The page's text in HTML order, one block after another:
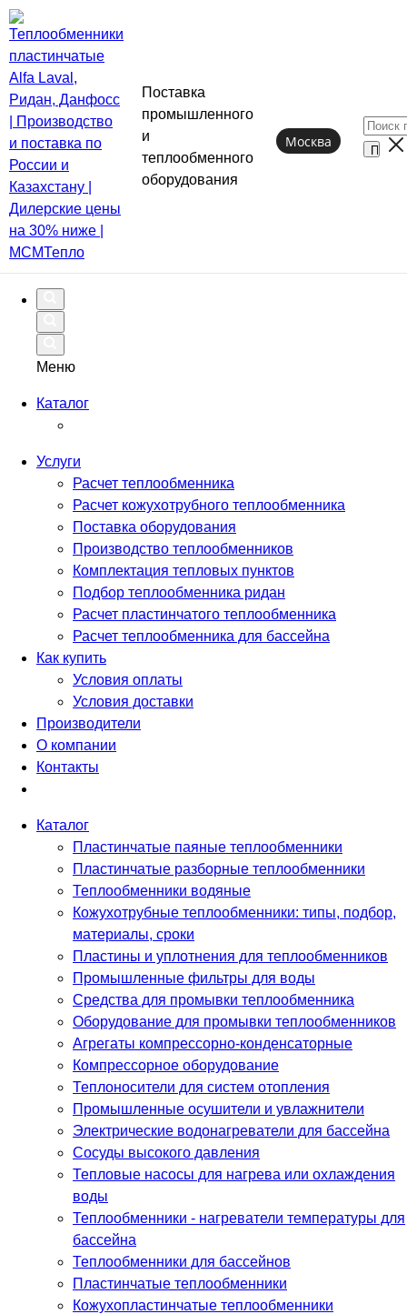
Поставка
промышленного
и
теплообменного
оборудования
Москва
Меню
Каталог
Услуги
Расчет теплообменника
Расчет кожухотрубного теплообменника
Поставка оборудования
Производство теплообменников
Комплектация тепловых пунктов
Подбор теплообменника ридан
Расчет пластинчатого теплообменника
Расчет теплообменника для бассейна
Как купить
Условия оплаты
Условия доставки
Производители
О компании
Контакты
Каталог
Пластинчатые паяные теплообменники
Пластинчатые разборные теплообменники
Теплообменники водяные
Кожухотрубные теплообменники: типы, подбор,
материалы, сроки
Пластины и уплотнения для теплообменников
Промышленные фильтры для воды
Средства для промывки теплообменника
Оборудование для промывки теплообменников
Агрегаты компрессорно-конденсаторные
Компрессорное оборудование
Теплоносители для систем отопления
Промышленные осушители и увлажнители
Электрические водонагреватели для бассейна
Сосуды высокого давления
Тепловые насосы для нагрева или охлаждения
воды
Теплообменники - нагреватели температуры для
бассейна
Теплообменники для бассейнов
Пластинчатые теплообменники
Кожухопластинчатые теплообменники